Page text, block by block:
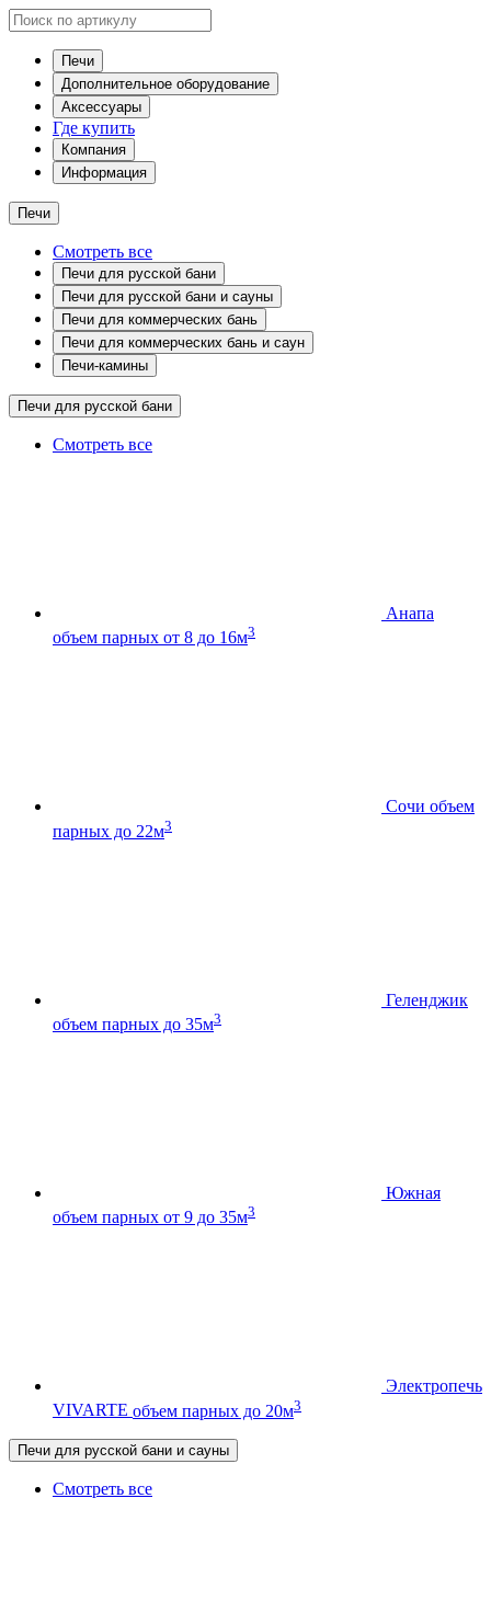
Печи
Дополнительное оборудование
Аксессуары
Где купить
Компания
Информация
Печи
Смотреть все
Печи для русской бани
Печи для русской бани и сауны
Печи для коммерческих бань
Печи для коммерческих бань и саун
Печи-камины
Печи для русской бани
Смотреть все
Анапа
объем парных от 8 до 16м3
Сочи объем
парных до 22м3
Геленджик
объем парных до 35м3
Южная
объем парных от 9 до 35м3
Электропечь
VIVARTE объем парных до 20м3
Печи для русской бани и сауны
Смотреть все